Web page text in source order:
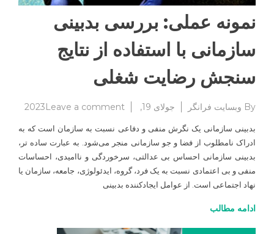
نمونه عملی: بررسی بدبینی
سازمانی با استفاده از نتایج
سنجش رضایت شغلی
By وبسایت فرانگر جولای 19, 2023 Leave a comment
on
عملی:
بدبینی
بدبینی سازمانی یک نگرش منفی و دفاعی نسبت به سازمان است که به
ادراک نامطلوب از فضا و جو سازمانی منجر می‌شود. به عبارت ساده ­تر،
بدبینی سازمانی احساس بی­ عدالتی، سرخوردگی و ناامیدی، احساسات
منفی و بی­ اعتمادی نسبت به یک فرد، گروه، ایدئولوژی، جامعه، سازمان یا
نهاد اجتماعی است. از عوامل ایجادکننده بدبینی
ادامه مطالب